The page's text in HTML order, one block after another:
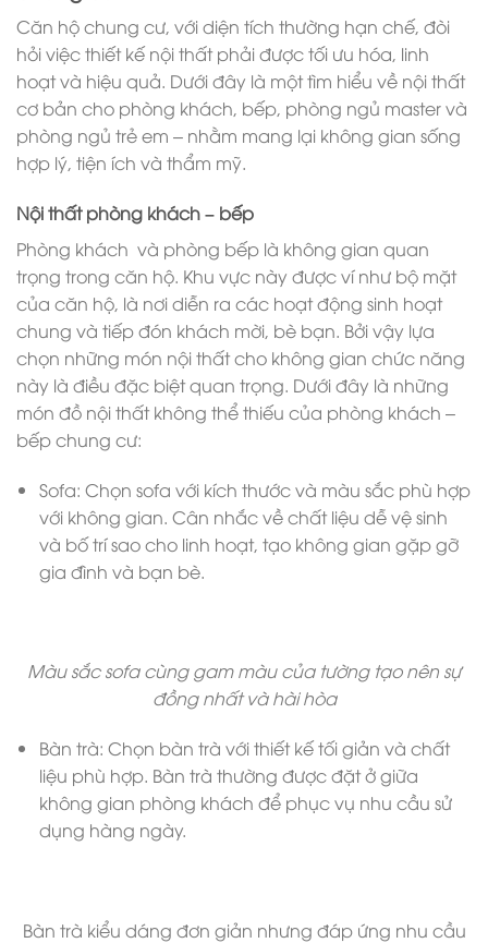
Căn hộ chung cư, với diện tích thường hạn chế, đòi
hỏi việc thiết kế nội thất phải được tối ưu hóa, linh
hoạt và hiệu quả. Dưới đây là một tìm hiểu về nội thất
cơ bản cho phòng khách, bếp, phòng ngủ master và
phòng ngủ trẻ em – nhằm mang lại không gian sống
hợp lý, tiện ích và thẩm mỹ.
Nội thất phòng khách – bếp
Phòng khách và phòng bếp là không gian quan
trọng trong căn hộ. Khu vực này được ví như bộ mặt
của căn hộ, là nơi diễn ra các hoạt động sinh hoạt
chung và tiếp đón khách mời, bè bạn. Bởi vậy lựa
chọn những món nội thất cho không gian chức năng
này là điều đặc biệt quan trọng. Dưới đây là những
món đồ nội thất không thể thiếu của phòng khách –
bếp chung cư:
Sofa: Chọn sofa với kích thước và màu sắc phù hợp
với không gian. Cân nhắc về chất liệu dễ vệ sinh
và bố trí sao cho linh hoạt, tạo không gian gặp gỡ
gia đình và bạn bè.
Màu sắc sofa cùng gam màu của tường tạo nên sự
đồng nhất và hài hòa
Bàn trà: Chọn bàn trà với thiết kế tối giản và chất
liệu phù hợp. Bàn trà thường được đặt ở giữa
không gian phòng khách để phục vụ nhu cầu sử
dụng hàng ngày.
Bàn trà kiểu dáng đơn giản nhưng đáp ứng nhu cầu